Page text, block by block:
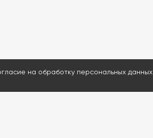
на обработку персональных данных.